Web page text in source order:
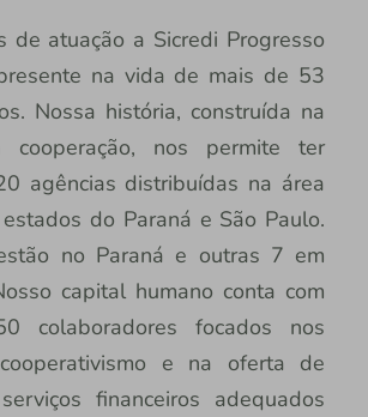
de atuação a Sicredi Progresso
na vida de mais de 53
Nossa história, construída na
cooperação, nos permite ter
agências distribuídas na área
do Paraná e São Paulo.
no Paraná e outras 7 em
capital humano conta com
colaboradores focados nos
e na oferta de
financeiros adequados